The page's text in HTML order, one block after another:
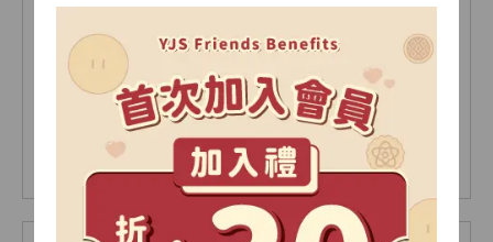
【2026中秋限定】極光
禮盒-A
15入(盒)
NT$ 735
【2026中秋限定】星耀
禮盒-A
18入(盒)
NT$ 905